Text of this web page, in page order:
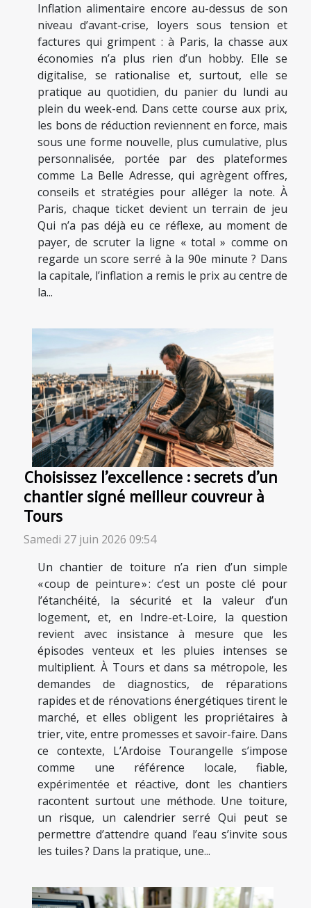
Inflation alimentaire encore au-dessus de son
niveau d’avant-crise, loyers sous tension et
factures qui grimpent : à Paris, la chasse aux
économies n’a plus rien d’un hobby. Elle se
digitalise, se rationalise et, surtout, elle se
pratique au quotidien, du panier du lundi au
plein du week-end. Dans cette course aux prix,
les bons de réduction reviennent en force, mais
sous une forme nouvelle, plus cumulative, plus
personnalisée, portée par des plateformes
comme La Belle Adresse, qui agrègent offres,
conseils et stratégies pour alléger la note. À
Paris, chaque ticket devient un terrain de jeu
Qui n’a pas déjà eu ce réflexe, au moment de
payer, de scruter la ligne « total » comme on
regarde un score serré à la 90e minute ? Dans
la capitale, l’inflation a remis le prix au centre de
la...
Choisissez l’excellence : secrets d’un
chantier signé meilleur couvreur à
Tours
Samedi 27 juin 2026 09:54
Un chantier de toiture n’a rien d’un simple
« coup de peinture » : c’est un poste clé pour
l’étanchéité, la sécurité et la valeur d’un
logement, et, en Indre-et-Loire, la question
revient avec insistance à mesure que les
épisodes venteux et les pluies intenses se
multiplient. À Tours et dans sa métropole, les
demandes de diagnostics, de réparations
rapides et de rénovations énergétiques tirent le
marché, et elles obligent les propriétaires à
trier, vite, entre promesses et savoir-faire. Dans
ce contexte, L’Ardoise Tourangelle s’impose
comme une référence locale, fiable,
expérimentée et réactive, dont les chantiers
racontent surtout une méthode. Une toiture,
un risque, un calendrier serré Qui peut se
permettre d’attendre quand l’eau s’invite sous
les tuiles ? Dans la pratique, une...